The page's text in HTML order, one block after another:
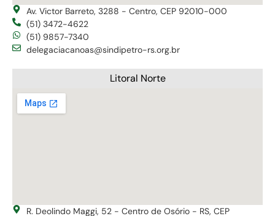
Av. Victor Barreto, 3288 - Centro, CEP 92010-000
(51) 3472-4622
(51) 9857-7340
delegaciacanoas@sindipetro-rs.org.br
Litoral Norte
R. Deolindo Maggi, 52 - Centro de Osório - RS, CEP